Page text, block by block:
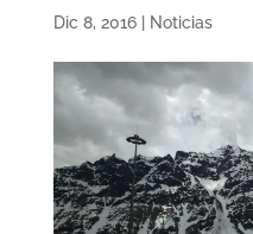
Dic 8, 2016| Noticias